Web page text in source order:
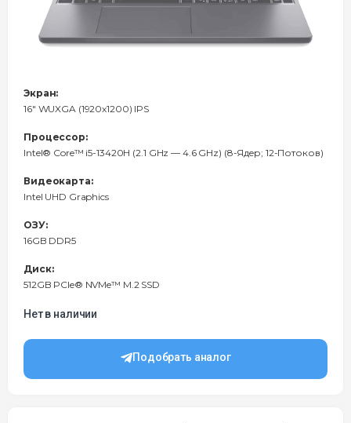
Экран:
16" WUXGA (1920x1200) IPS
Процессор:
Intel® Core™ i5-13420H (2.1 GHz — 4.6 GHz) (8-Ядeр; 12-Потоков)
Видеокарта:
Intel UHD Graphics
ОЗУ:
16GB DDR5
Диск:
512GB PCIe® NVMe™ M.2 SSD
Нет в наличии
Подобрать аналог